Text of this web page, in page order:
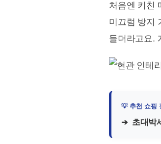
처음엔 키친
미끄럼 방지
들더라고요.
초대박